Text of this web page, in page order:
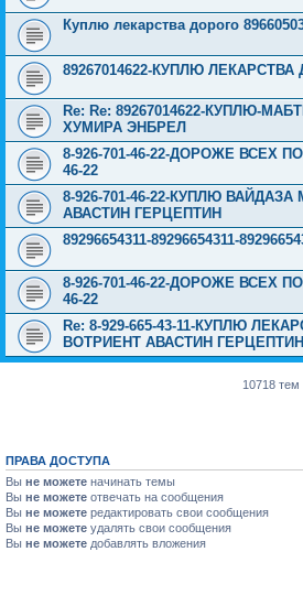
Куплю лекарства дорого
89267014622-КУПЛЮ
Re: Re: 89267014622-КУПЛЮ-
ХУМИРА ЭНБРЕЛ
8-926-701-46-22-ДОРОЖЕ ВСЕХ
46-22
8-926-701-46-22-КУПЛЮ
АВАСТИН ГЕРЦЕПТИН
89296654311-89296654311-
8-926-701-46-22-ДОРОЖЕ ВСЕХ
46-22
Re: 8-929-665-43-11-КУПЛЮ
ВОТРИЕНТ АВАСТИН
10718 тем
ПРАВА ДОСТУПА
Вы не можете начинать темы
Вы не можете отвечать на сообщения
Вы не можете редактировать свои сообщения
Вы не можете удалять свои сообщения
Вы не можете добавлять вложения